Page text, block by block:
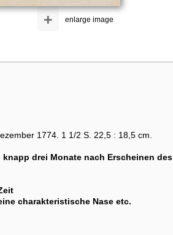
enlarge image
+
1774. 1 1/2 S. 22,5 : 18,5 cm.
drei Monate nach Erscheinen des
charakteristische Nase etc.